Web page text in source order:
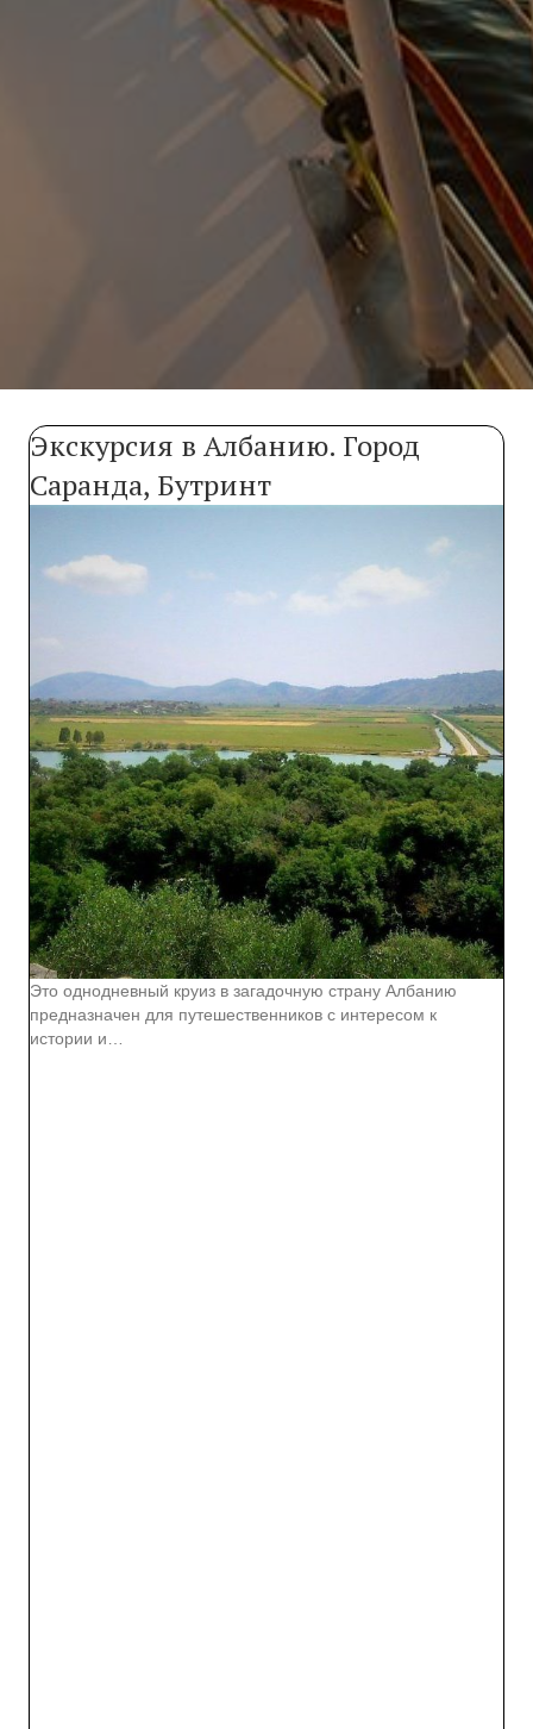
Экскурсия в Албанию. Город
Саранда, Бутринт
Это однодневный круиз в загадочную страну Албанию
предназначен для путешественников с интересом к
истории и…